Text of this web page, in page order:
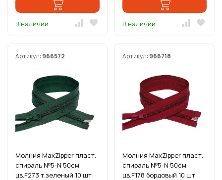
В наличии В наличии
Артикул: 966572
Молния MaxZipper пласт.
спираль №5-N 50см
цв.F273 т.зеленый 10 шт
Артикул: 966718
Молния MaxZipper пласт.
спираль №5-N 50см
цв.F178 бордовый 10 шт